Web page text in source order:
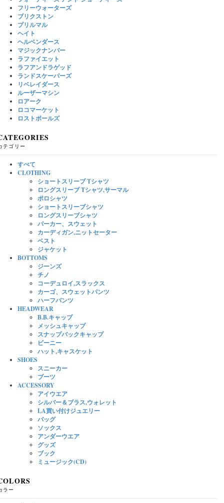
フリーウォーターズ
ブリクストン
プリルマル
ヘイト
ヘルベンダース
マジックナンバー
ラファイエット
ラフアンドラゲッド
ランドスケーパーズ
リベレイダース
ルーザーマシン
ロアーク
ロコマーケット
ロストボールズ
テゴリー
すべて
CLOTHING
ショートスリーブ Tシャツ
ロングスリーブ Tシャツ,サーマル
ポロシャツ
ショートスリーブシャツ
ロングスリーブシャツ
パーカー、スウェット
カーディガン,ニットセーター
ベスト
ジャケット
BOTTOMS
ジーンズ
チノ
コーデュロイ,スラックス
カーゴ、スウェットパンツ
ハーフパンツ
HEADWEAR
B.B.キャップ
メッシュキャップ
スナップバックキャップ
ビーニー
ハット,キャスケット
SHOES
スニーカー
ブーツ
ACCESSORY
アイウエア
シルバー＆ブラス,ウォレット
LA買い付けジュエリー
バッグ
ソックス
アンダーウエア
グッズ
ブック
ミュージック(CD)
ラー